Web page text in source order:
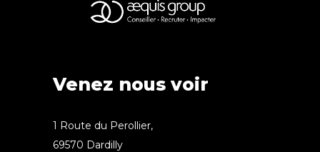
Venez nous voir
1 Route du Perollier,
69570 Dardilly